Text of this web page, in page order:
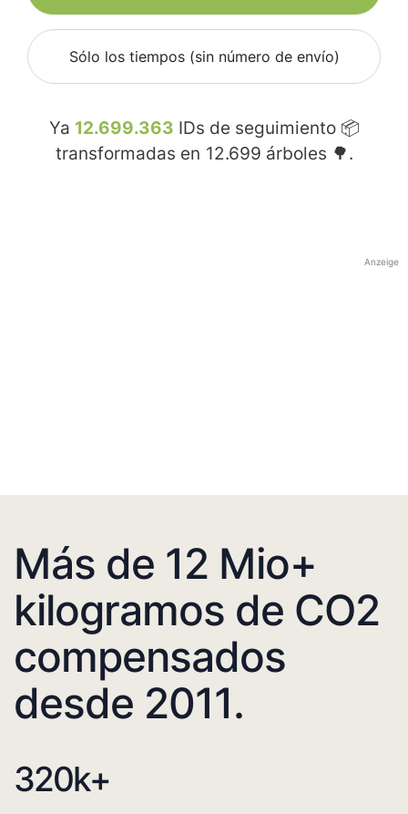
Sólo los tiempos (sin número de envío)
Ya 12.699.363 IDs de seguimiento 📦
transformadas en 12.699 árboles 🌳.
Anzeige
Más de 12 Mio+
kilogramos de CO2
compensados
desde 2011.
320k+